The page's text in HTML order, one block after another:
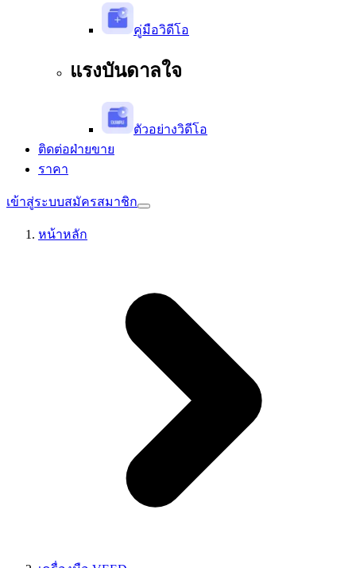
คู่มือวิดีโอ
แรงบันดาลใจ
ตัวอย่างวิดีโอ
ติดต่อฝ่ายขาย
ราคา
เข้าสู่ระบบสมัครสมาชิก
หน้าหลัก